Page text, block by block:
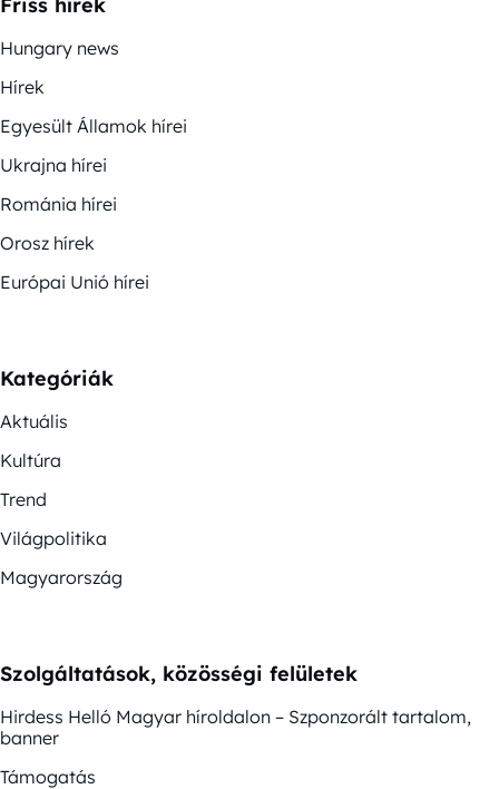
Hungary news
Hírek
Egyesült Államok hírei
Ukrajna hírei
Románia hírei
Orosz hírek
Európai Unió hírei
Kategóriák
Aktuális
Kultúra
Trend
Világpolitika
Magyarország
Szolgáltatások, közösségi felületek
Hirdess Helló Magyar híroldalon – Szponzorált tartalom,
banner
Támogatás